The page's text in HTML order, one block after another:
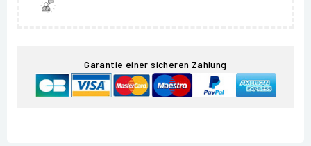
Garantie einer sicheren Zahlung